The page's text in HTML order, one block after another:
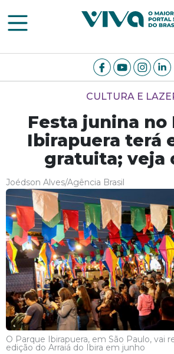
CULTURA E
Festa junina no
Ibirapuera terá
gratuita; veja
Joédson Alves/Agência Brasil
O Parque Ibirapuera, em São Paulo, vai
edição do Arraiá do Ibira em junho